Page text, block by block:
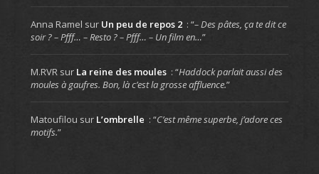
Anna Ramel sur Un peu de repos 2 : “– Des pâtes, ça te dit ce
soir ? – Pfff… – Resto ? – Pfff… – Un film en…”
M.RVRsur La reine des moules : “Haddock parlait aussi des
moules à gaufres. Bon, là c’est la grosse affluence.”
Matoufilou sur L’ombrelle : “C’est même superbe, j’adore ces
motifs.”